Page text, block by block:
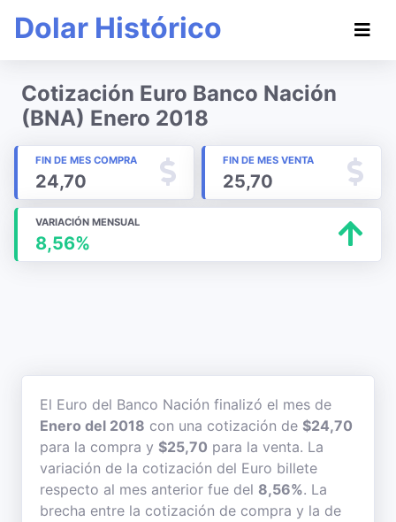
Dolar Histórico
Cotización Euro Banco Nación
(BNA) Enero 2018
FIN DE MES COMPRA
24,70
FIN DE MES VENTA
25,70
VARIACIÓN MENSUAL
8,56%
El Euro del Banco Nación finalizó el mes de
Enero del 2018 con una cotización de $24,70
para la compra y $25,70 para la venta. La
variación de la cotización del Euro billete
respecto al mes anterior fue del 8,56%. La
brecha entre la cotización de compra y la de